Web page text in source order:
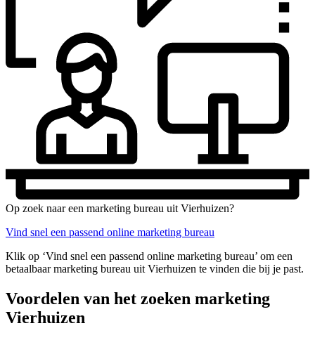
Op zoek naar een marketing bureau uit Vierhuizen?
Vind snel een passend online marketing bureau
Klik op ‘Vind snel een passend online marketing bureau’ om een
betaalbaar marketing bureau uit Vierhuizen te vinden die bij je past.
Voordelen van het zoeken marketing
Vierhuizen